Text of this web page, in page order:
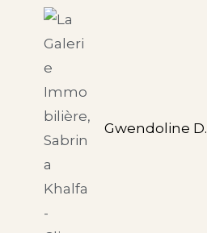
Gwendoline D.